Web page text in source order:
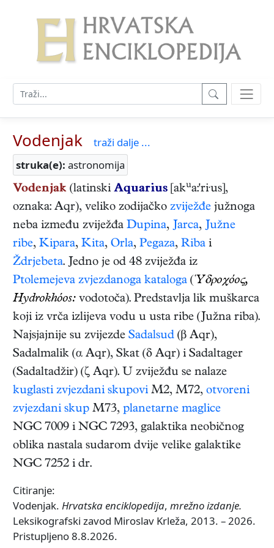
Vodenjak
traži dalje ...
struka(e): astronomija
Vodenjak (latinski Aquarius [akua:'ri·us],
oznaka: Aqr), veliko zodijačko zviježđe južnoga
neba između zviježđa Dupina, Jarca, Južne
ribe, Kipara, Kita, Orla, Pegaza, Riba i
Ždrjebeta. Jedno je od 48 zviježđa iz
Ptolemejeva zvjezdanoga kataloga (Ὑδροχόος,
Hydrokhóos: vodotoča). Predstavlja lik muškarca
koji iz vrča izlijeva vodu u usta ribe (Južna riba).
Najsjajnije su zvijezde Sadalsud (β Aqr),
Sadalmalik (α Aqr), Skat (δ Aqr) i Sadaltager
(Sadaltadžir) (ζ Aqr). U zviježđu se nalaze
kuglasti zvjezdani skupovi M2, M72, otvoreni
zvjezdani skup M73, planetarne maglice
NGC 7009 i NGC 7293, galaktika neobičnog
oblika nastala sudarom dvije velike galaktike
NGC 7252 i dr.
Citiranje:
Vodenjak. Hrvatska enciklopedija, mrežno izdanje.
Leksikografski zavod Miroslav Krleža, 2013. – 2026.
Pristupljeno 8.8.2026.